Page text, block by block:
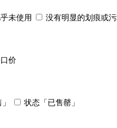
乎未使用 没有明显的划痕或
价
状态「已售罄」